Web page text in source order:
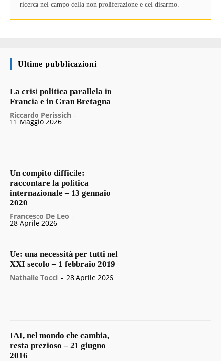
ricerca nel campo della non proliferazione e del disarmo.
Ultime pubblicazioni
La crisi politica parallela in
Francia e in Gran Bretagna
Riccardo Perissich -
11 Maggio 2026
Un compito difficile:
raccontare la politica
internazionale – 13 gennaio
2020
Francesco De Leo -
28 Aprile 2026
Ue: una necessità per tutti nel
XXI secolo – 1 febbraio 2019
Nathalie Tocci - 28 Aprile 2026
IAI, nel mondo che cambia,
resta prezioso – 21 giugno
2016